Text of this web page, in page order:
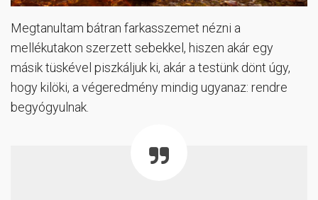
Megtanultam bátran farkasszemet nézni a
mellékutakon szerzett sebekkel, hiszen akár egy
másik tüskével piszkáljuk ki, akár a testünk dönt úgy,
hogy kilöki, a végeredmény mindig ugyanaz: rendre
begyógyulnak.